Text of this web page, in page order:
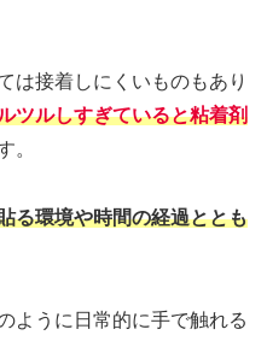
は接着しにくいものもあり
ツルしすぎていると粘着剤
。
る環境や時間の経過ととも
ように日常的に手で触れる